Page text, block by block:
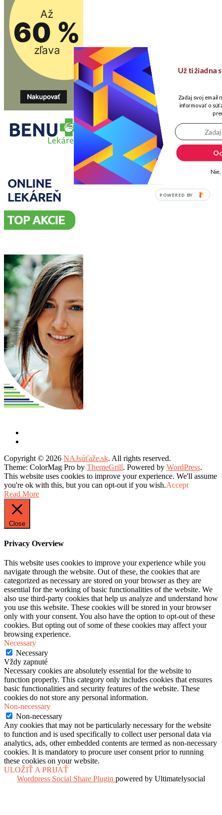
Copyright © 2026 NAJsúťaže.sk. All rights reserved.
Theme: ColorMag Pro by ThemeGrill. Powered by WordPress.
This website uses cookies to improve your experience. We'll assume
you're ok with this, but you can opt-out if you wish.Accept
Read More
Close
Privacy Overview
This website uses cookies to improve your experience while you
navigate through the website. Out of these, the cookies that are
categorized as necessary are stored on your browser as they are
essential for the working of basic functionalities of the website. We
also use third-party cookies that help us analyze and understand how
you use this website. These cookies will be stored in your browser
only with your consent. You also have the option to opt-out of these
cookies. But opting out of some of these cookies may affect your
browsing experience.
Necessary
Necessary
Vždy zapnuté
Necessary cookies are absolutely essential for the website to
function properly. This category only includes cookies that ensures
basic functionalities and security features of the website. These
cookies do not store any personal information.
Non-necessary
Non-necessary
Any cookies that may not be particularly necessary for the website
to function and is used specifically to collect user personal data via
analytics, ads, other embedded contents are termed as non-necessary
cookies. It is mandatory to procure user consent prior to running
these cookies on your website.
ULOŽIŤ A PRIJAŤ
Wordpress Social Share Plugin powered by Ultimatelysocial
Už ti žiadna
Zadaj svoj email
informovať o